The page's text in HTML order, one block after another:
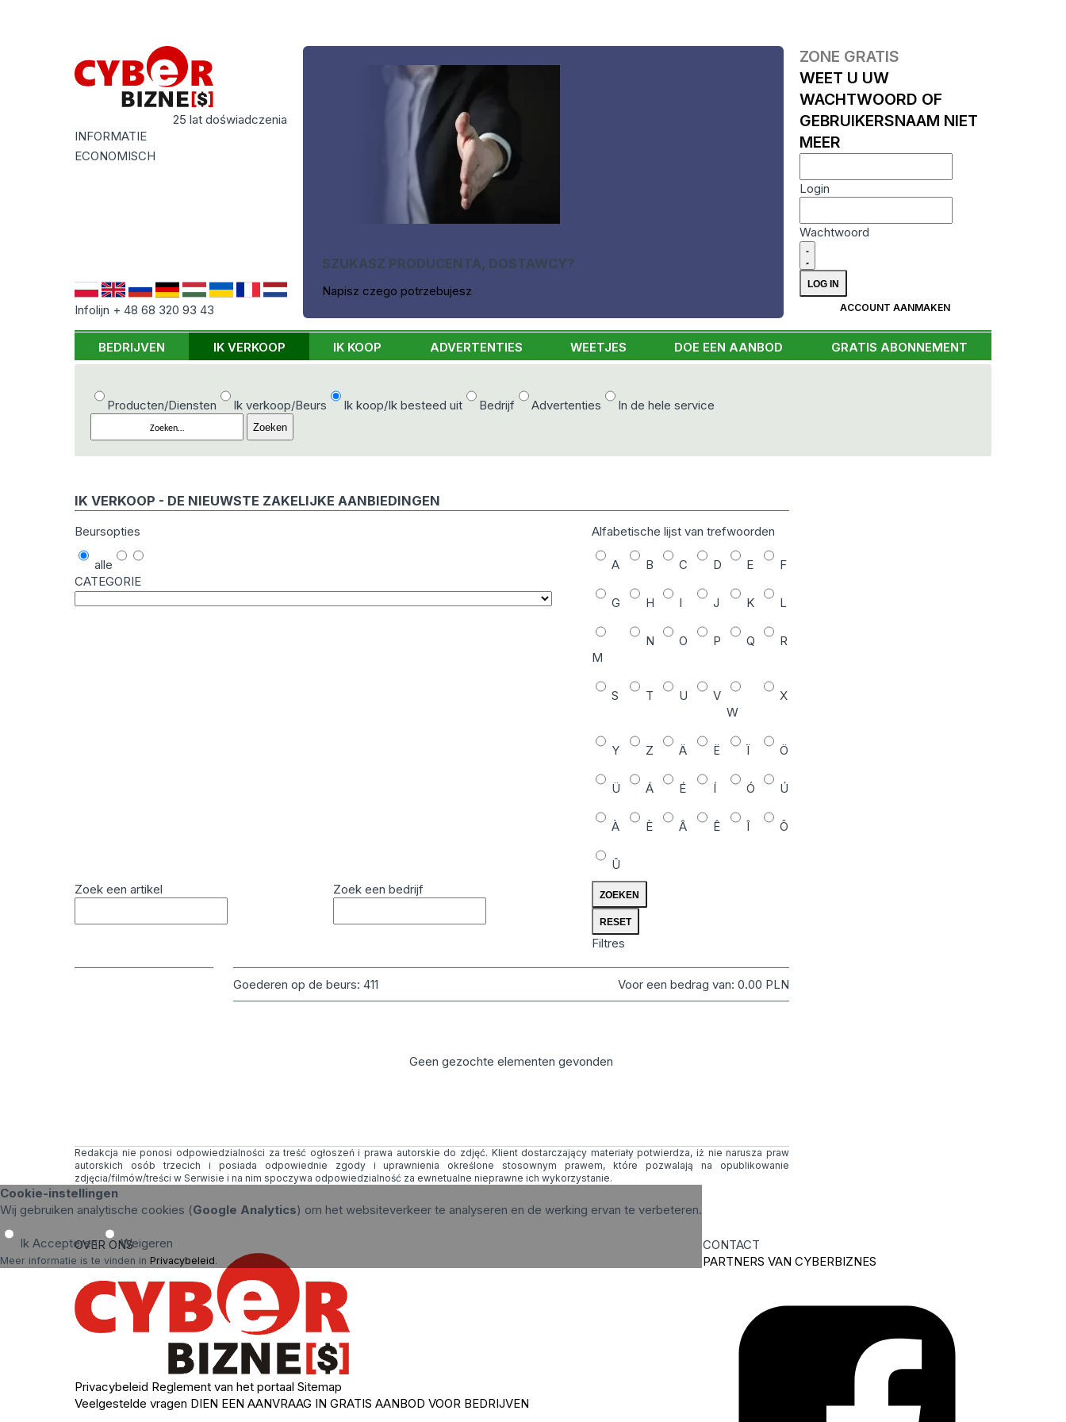
25 lat doświadczenia
INFORMATIE
ECONOMISCH
Infolijn + 48 68 320 93 43
SZUKASZ PRODUCENTA, DOSTAWCY?
Napisz czego potrzebujesz
ZONE GRATIS
WEET U UW
WACHTWOORD OF
GEBRUIKERSNAAM NIET
MEER
Login
Wachtwoord
ACCOUNT AANMAKEN
BEDRIJVEN IK VERKOOP IK KOOP ADVERTENTIES WEETJES DOE EEN AANBOD GRATIS ABONNEMENT
Producten/Diensten Ik verkoop/Beurs Ik koop/Ik besteed uit Bedrijf Advertenties In de hele service
IK VERKOOP - DE NIEUWSTE ZAKELIJKE AANBIEDINGEN
Beursopties
alle
CATEGORIE
Alfabetische lijst van trefwoorden
A B C D E F
G H I J K L
M
N O P Q R
S T U
V
W
X
Y Z Ä Ë Ï Ö
Ü Á É Í Ó Ú
À È Â Ê Î Ô
Û
Zoek een artikel
Zoek een bedrijf
Filtres
Goederen op de beurs:411 Voor een bedrag van: 0.00 PLN
Geen gezochte elementen gevonden
Redakcja nie ponosi odpowiedzialności za treść ogłoszeń i prawa autorskie do zdjęć. Klient dostarczający materiały potwierdza, iż nie narusza praw
autorskich osób trzecich i posiada odpowiednie zgody i uprawnienia określone stosownym prawem, które pozwalają na opublikowanie
zdjęcia/filmów/treści w Serwisie i na nim spoczywa odpowiedzialność za ewnetualne nieprawne ich wykorzystanie.
Cookie-instellingen
Wij gebruiken analytische cookies (Google Analytics) om het websiteverkeer te analyseren en de werking ervan te verbeteren.
Ik Accepteren Weigeren
Meer informatie is te vinden in Privacybeleid.
OVER ONS
Privacybeleid Reglement van het portaal Sitemap
Veelgestelde vragen DIEN EEN AANVRAAG IN GRATIS AANBOD VOOR BEDRIJVEN
CONTACT
PARTNERS VAN CYBERBIZNES